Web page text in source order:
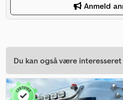
Anmeld
Du kan også være